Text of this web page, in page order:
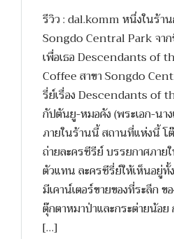
รีวิว : dal.komm หนึ่งในร้า
Songdo Central Park จา
เพื่อเธอ Descendants of
Coffee สาขา Songdo
รี่ย์เรื่อง Descendants of
กัปตันยู-หมอคัง (พระเอก-นา
ภายในร้านนี้ สถานที่แห่งนี้ โ
ถ่ายละครซีรีย์ บรรยกาศภา
ตัวแทน ละครซีรี่ย์ให้เห็นอยู่
มีเคาน์เตอร์ขายของที่ระลึก ข
ตุ๊กตาหมาป่าและกระต่ายน้อ
[…]